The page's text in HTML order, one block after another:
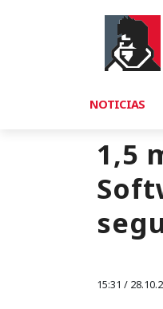
NOTICIAS
1,5
15:31 /